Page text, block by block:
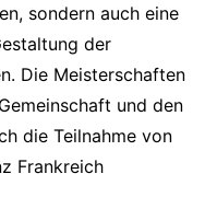
sondern auch eine
der
Die Meisterschaften
und den
die Teilnahme von
Frankreich